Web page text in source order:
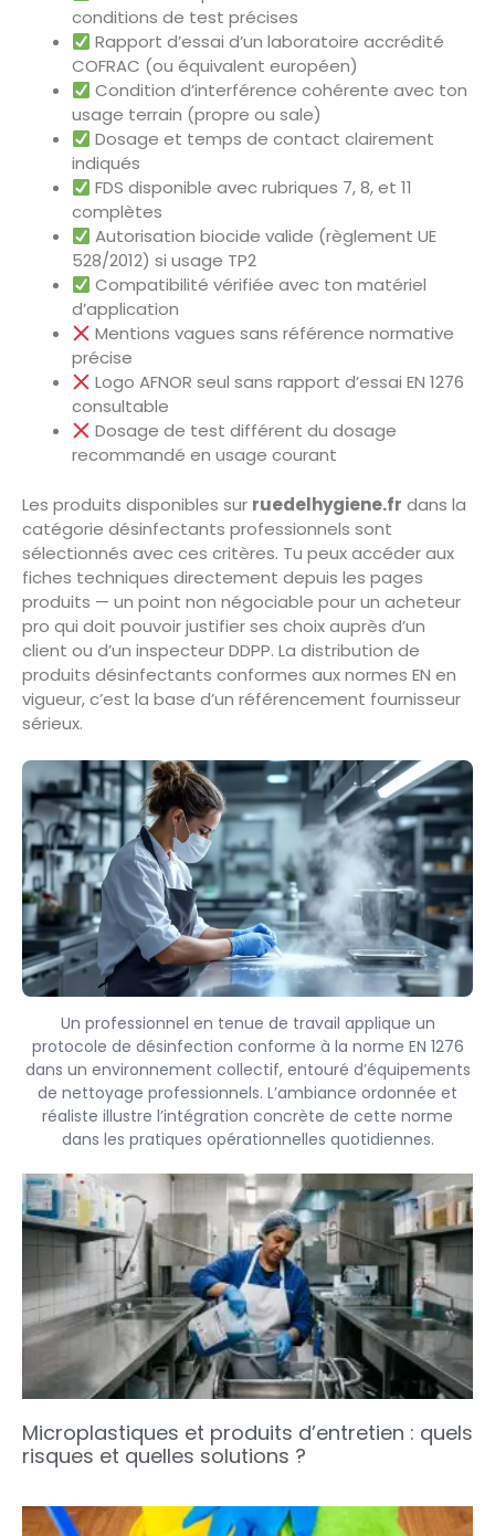
conditions de test précises
Rapport d’essai d’un laboratoire accrédité
COFRAC (ou équivalent européen)
Condition d’interférence cohérente avec ton
usage terrain (propre ou sale)
Dosage et temps de contact clairement
indiqués
FDS disponible avec rubriques 7, 8, et 11
complètes
Autorisation biocide valide (règlement UE
528/2012) si usage TP2
Compatibilité vérifiée avec ton matériel
d’application
Mentions vagues sans référence normative
précise
Logo AFNOR seul sans rapport d’essai EN 1276
consultable
Dosage de test différent du dosage
recommandé en usage courant
Les produits disponibles sur ruedelhygiene.fr dans la
catégorie désinfectants professionnels sont
sélectionnés avec ces critères. Tu peux accéder aux
fiches techniques directement depuis les pages
produits — un point non négociable pour un acheteur
pro qui doit pouvoir justifier ses choix auprès d’un
client ou d’un inspecteur DDPP. La distribution de
produits désinfectants conformes aux normes EN en
vigueur, c’est la base d’un référencement fournisseur
sérieux.
Un professionnel en tenue de travail applique un
protocole de désinfection conforme à la norme EN 1276
dans un environnement collectif, entouré d’équipements
de nettoyage professionnels. L’ambiance ordonnée et
réaliste illustre l’intégration concrète de cette norme
dans les pratiques opérationnelles quotidiennes.
Microplastiques et produits d’entretien : quels
risques et quelles solutions ?